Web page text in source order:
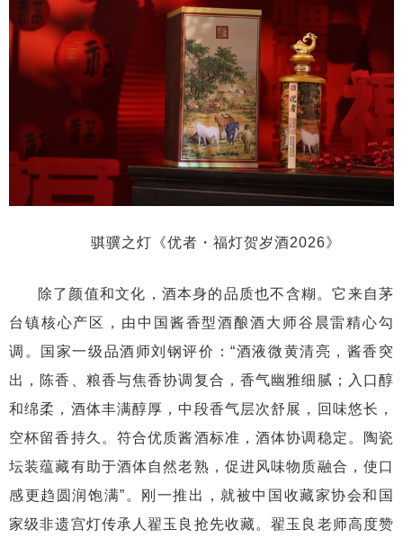
骐骥之灯《优者・福灯贺岁酒2026》
除了颜值和文化，酒本身的品质也不含糊。它来自茅
台镇核心产区，由中国酱香型酒酿酒大师谷晨雷精心勾
调。国家一级品酒师刘钢评价：“酒液微黄清亮，酱香突
出，陈香、粮香与焦香协调复合，香气幽雅细腻；入口醇
和绵柔，酒体丰满醇厚，中段香气层次舒展，回味悠长，
空杯留香持久。符合优质酱酒标准，酒体协调稳定。陶瓷
坛装蕴藏有助于酒体自然老熟，促进风味物质融合，使口
感更趋圆润饱满”。刚一推出，就被中国收藏家协会和国
家级非遗宫灯传承人翟玉良抢先收藏。翟玉良老师高度赞